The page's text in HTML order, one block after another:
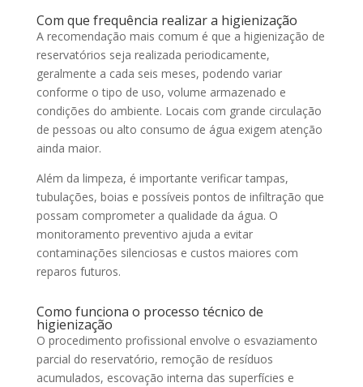
Com que frequência realizar a higienização
A recomendação mais comum é que a higienização de
reservatórios seja realizada periodicamente,
geralmente a cada seis meses, podendo variar
conforme o tipo de uso, volume armazenado e
condições do ambiente. Locais com grande circulação
de pessoas ou alto consumo de água exigem atenção
ainda maior.
Além da limpeza, é importante verificar tampas,
tubulações, boias e possíveis pontos de infiltração que
possam comprometer a qualidade da água. O
monitoramento preventivo ajuda a evitar
contaminações silenciosas e custos maiores com
reparos futuros.
Como funciona o processo técnico de
higienização
O procedimento profissional envolve o esvaziamento
parcial do reservatório, remoção de resíduos
acumulados, escovação interna das superfícies e